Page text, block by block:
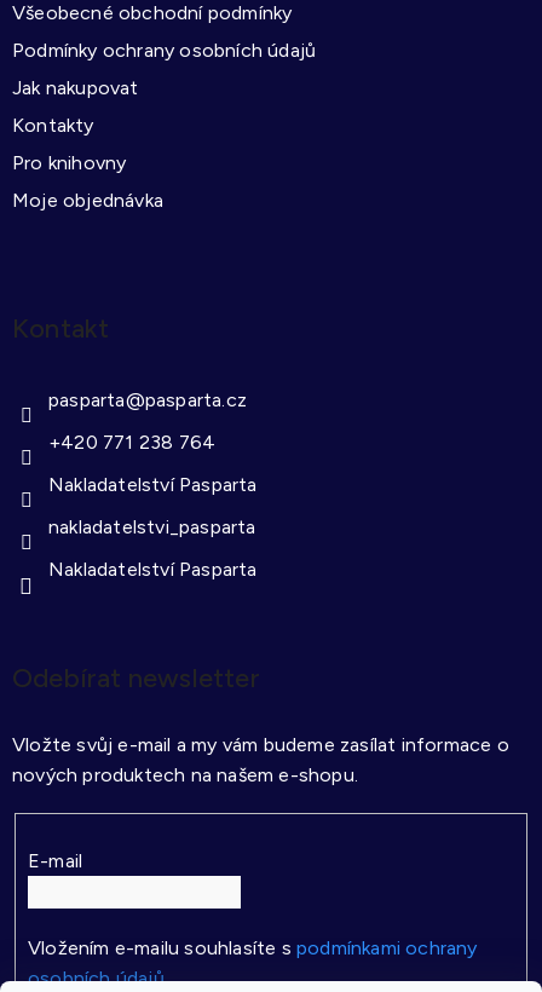
Všeobecné obchodní podmínky
Podmínky ochrany osobních údajů
Jak nakupovat
Kontakty
Pro knihovny
Moje objednávka
Kontakt
pasparta@pasparta.cz
+420 771 238 764
Nakladatelství Pasparta
nakladatelstvi_pasparta
Nakladatelství Pasparta
Odebírat newsletter
Vložte svůj e-mail a my vám budeme zasílat informace o
nových produktech na našem e-shopu.
E-mail
Vložením e-mailu souhlasíte s podmínkami ochrany
osobních údajů